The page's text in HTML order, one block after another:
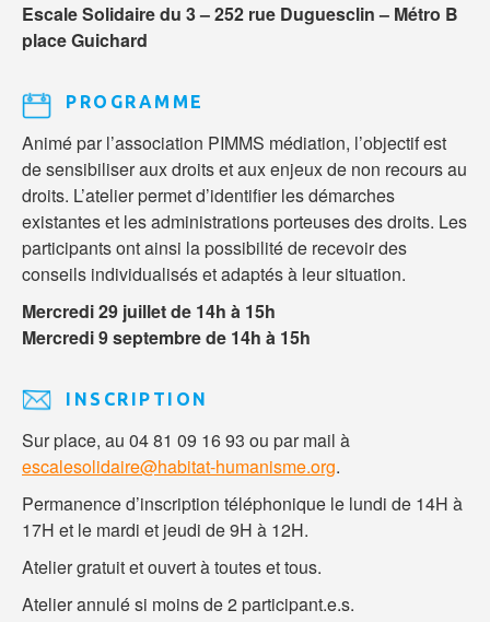
Escale Solidaire du 3 – 252 rue Duguesclin – Métro B
place Guichard
PROGRAMME
Animé par l’association PIMMS médiation, l’objectif est
de sensibiliser aux droits et aux enjeux de non recours au
droits. L’atelier permet d’identifier les démarches
existantes et les administrations porteuses des droits. Les
participants ont ainsi la possibilité de recevoir des
conseils individualisés et adaptés à leur situation.
Mercredi 29 juillet de 14h à 15h
Mercredi 9 septembre de 14h à 15h
INSCRIPTION
Sur place, au 04 81 09 16 93 ou par mail à
escalesolidaire@habitat-humanisme.org.
Permanence d’inscription téléphonique le lundi de 14H à
17H et le mardi et jeudi de 9H à 12H.
Atelier gratuit et ouvert à toutes et tous.
Atelier annulé si moins de 2 participant.e.s.